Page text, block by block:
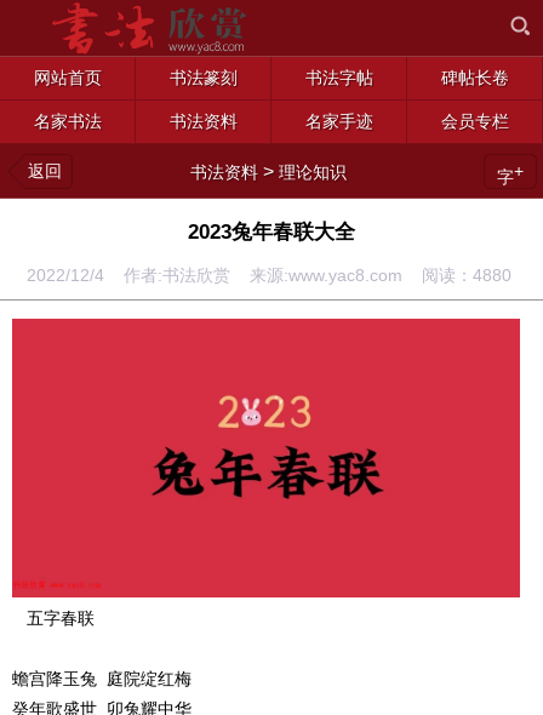
网站首页 书法篆刻 书法字帖 碑帖长卷
名家书法 书法资料 名家手迹 会员专栏
返回 书法资料 >理论知识 字+
2023兔年春联大全
2022/12/4 作者:书法欣赏 来源:www.yac8.com 阅读： 4880
五字春联
蟾宫降玉兔 庭院绽红梅
癸年歌盛世 卯兔耀中华